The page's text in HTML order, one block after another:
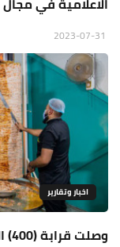
اخبار وتقارير